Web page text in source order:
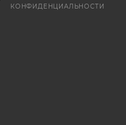
КОНФИДЕНЦИАЛЬНОСТИ